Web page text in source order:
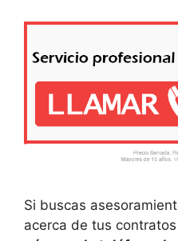
Si buscas
acerca de tus